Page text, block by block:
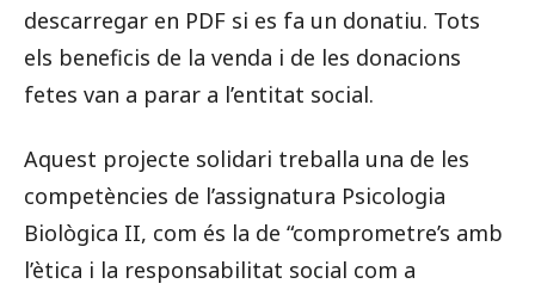
descarregar en PDF si es fa un donatiu. Tots
els beneficis de la venda i de les donacions
fetes van a parar a l’entitat social.
Aquest projecte solidari treballa una de les
competències de l’assignatura Psicologia
Biològica II, com és la de “comprometre’s amb
l’ètica i la responsabilitat social com a